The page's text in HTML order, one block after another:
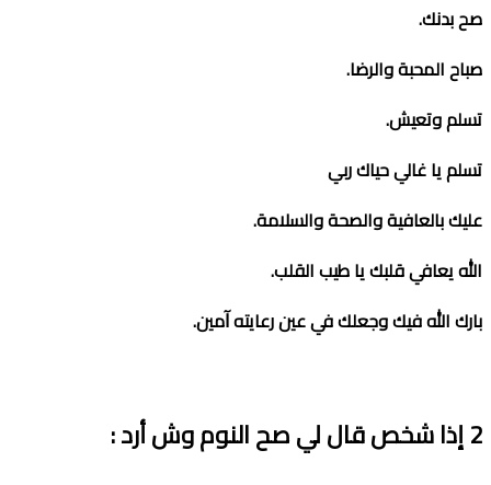
صح بدنك.
صباح المحبة والرضا.
تسلم وتعيش
تسلم يا غالي حياك ربي
عليك بالعافية والصحة والسلامة.
الله يعافي قلبك يا طيب القلب.
بارك الله فيك وجعلك في عين رعايته ﺁمين.
2إذا شخص قال لي صح النوم وش أرد: